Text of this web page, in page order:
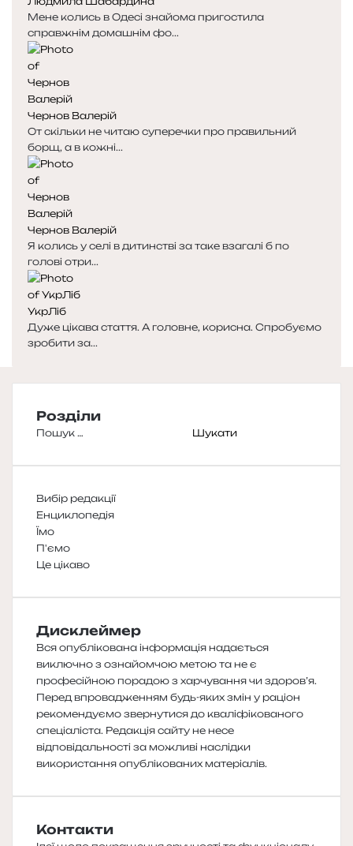
аа
Мене колись в Одесі знайома пригостила
справжнім домашнім фо...
Чернов Валерій
От скільки не читаю суперечки про правильний
борщ, а в кожні...
Чернов Валерій
Я колись у селі в дитинстві за таке взагалі б по
голові отри...
УкрЛіб
Дуже цікава стаття. А головне, корисна. Спробуємо
зробити за...
Розділи
Пошук:
Вибір редакції
Енциклопедія
Їмо
П'ємо
Це цікаво
Дисклеймер
Вся опублікована інформація надається
виключно з ознайомчою метою та не є
професійною порадою з харчування чи здоров’я.
Перед впровадженням будь-яких змін у раціон
рекомендуємо звернутися до кваліфікованого
спеціаліста. Редакція сайту не несе
відповідальності за можливі наслідки
використання опублікованих матеріалів.
Контакти